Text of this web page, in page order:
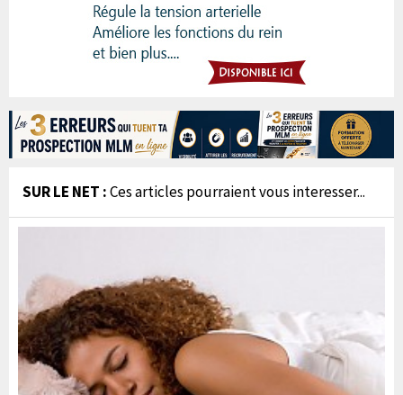
SUR LE NET :Ces articles pourraient vous interesser...